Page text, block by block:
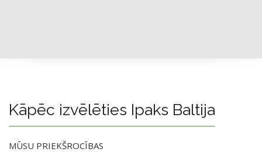
Kāpēc izvēlēties Ipaks Baltija
MŪSU PRIEKŠROCĪBAS